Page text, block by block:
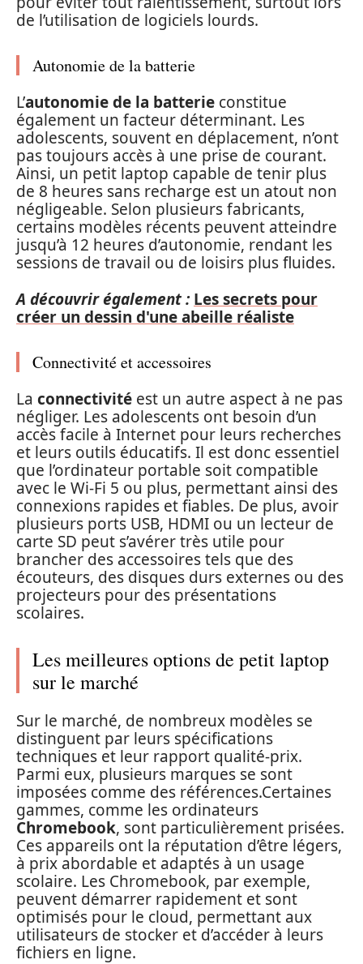
de l’utilisation de logiciels lourds.
Autonomie de la batterie
L’autonomie de la batterie constitue
également un facteur déterminant. Les
adolescents, souvent en déplacement, n’ont
pas toujours accès à une prise de courant.
Ainsi, un petit laptop capable de tenir plus
de 8 heures sans recharge est un atout non
négligeable. Selon plusieurs fabricants,
certains modèles récents peuvent atteindre
jusqu’à 12 heures d’autonomie, rendant les
sessions de travail ou de loisirs plus fluides.
A découvrir également : Les secrets pour
créer un dessin d'une abeille réaliste
Connectivité et accessoires
La connectivité est un autre aspect à ne pas
négliger. Les adolescents ont besoin d’un
accès facile à Internet pour leurs recherches
et leurs outils éducatifs. Il est donc essentiel
que l’ordinateur portable soit compatible
avec le Wi-Fi 5 ou plus, permettant ainsi des
connexions rapides et fiables. De plus, avoir
plusieurs ports USB, HDMI ou un lecteur de
carte SD peut s’avérer très utile pour
brancher des accessoires tels que des
écouteurs, des disques durs externes ou des
projecteurs pour des présentations
scolaires.
Les meilleures options de petit laptop
sur le marché
Sur le marché, de nombreux modèles se
distinguent par leurs spécifications
techniques et leur rapport qualité-prix.
Parmi eux, plusieurs marques se sont
imposées comme des références.Certaines
gammes, comme les ordinateurs
Chromebook, sont particulièrement prisées.
Ces appareils ont la réputation d’être légers,
à prix abordable et adaptés à un usage
scolaire. Les Chromebook, par exemple,
peuvent démarrer rapidement et sont
optimisés pour le cloud, permettant aux
utilisateurs de stocker et d’accéder à leurs
fichiers en ligne.